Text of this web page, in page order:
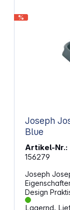
%
Joseph Joseph Nest
Blue
Artikel-Nr.:
156279
Joseph
Eigenschaften: Antihaftbeschichtet
Design Praktische Griffe an allen Seiten Maximale
Lagernd,